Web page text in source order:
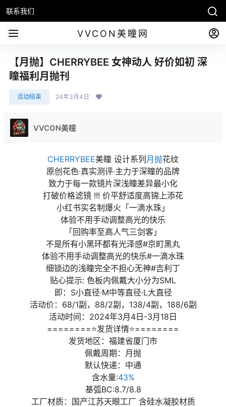
联系我们
VVCON美瞳网
【月抛】CHERRYBEE 女神动人 好价如初 深
瞳福利月抛刊
活动结束 24年3月4日
VVCON美瞳
CHERRYBEE美瞳 设计系列 月抛花纹
原创花色·真实测评·主力于深瞳的品牌
致力于每一款镜片深浅瞳差异最小化
打破价格滤镜 !!! 价平舒适度高锦上添花
小红书实名制爆火「一滴水珠」
体验不用手动调整高光的快乐
「回购率至高人气三剑客」
不是所有小黑环都有光泽感#京町黑丸
体验不用手动调整高光的快乐#一滴水珠
细锁边的浅瞳完全不担心无神#吉利丁
贴心提示: 色板内佩戴大小分为SML
即：S小直径·M中等直径·L大直径
活动价：68/1副，88/2副，138/4副，188/6副
活动时间：2024年3月4日-3月18日
========⭐发货详情⭐========
发货地区：福建省厦门市
佩戴周期：月抛
默认快递：中通
含水量:43%
基弧BC:8.7/8.8
工厂材质：国产江苏天眼工厂 含硅水凝胶材质